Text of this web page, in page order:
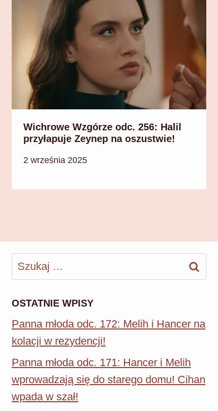
Wichrowe Wzgórze odc. 256: Halil
przyłapuje Zeynep na oszustwie!
2 września 2025
Szukaj:
OSTATNIE WPISY
Panna młoda odc. 172: Melih i Hancer na
kolacji w rezydencji!
Panna młoda odc. 171: Hancer i Melih
wprowadzają się do starego domu! Cihan
wpada w szał!